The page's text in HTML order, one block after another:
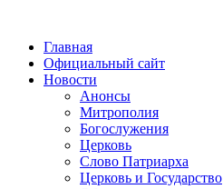
Главная
Официальный сайт
Новости
Анонсы
Митрополия
Богослужения
Церковь
Слово Патриарха
Церковь и Государство